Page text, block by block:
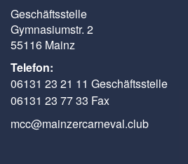
Geschäftsstelle
Gymnasiumstr. 2
55116 Mainz
Telefon:
06131 23 21 11 Geschäftsstelle
06131 23 77 33 Fax
mcc@mainzercarneval.club